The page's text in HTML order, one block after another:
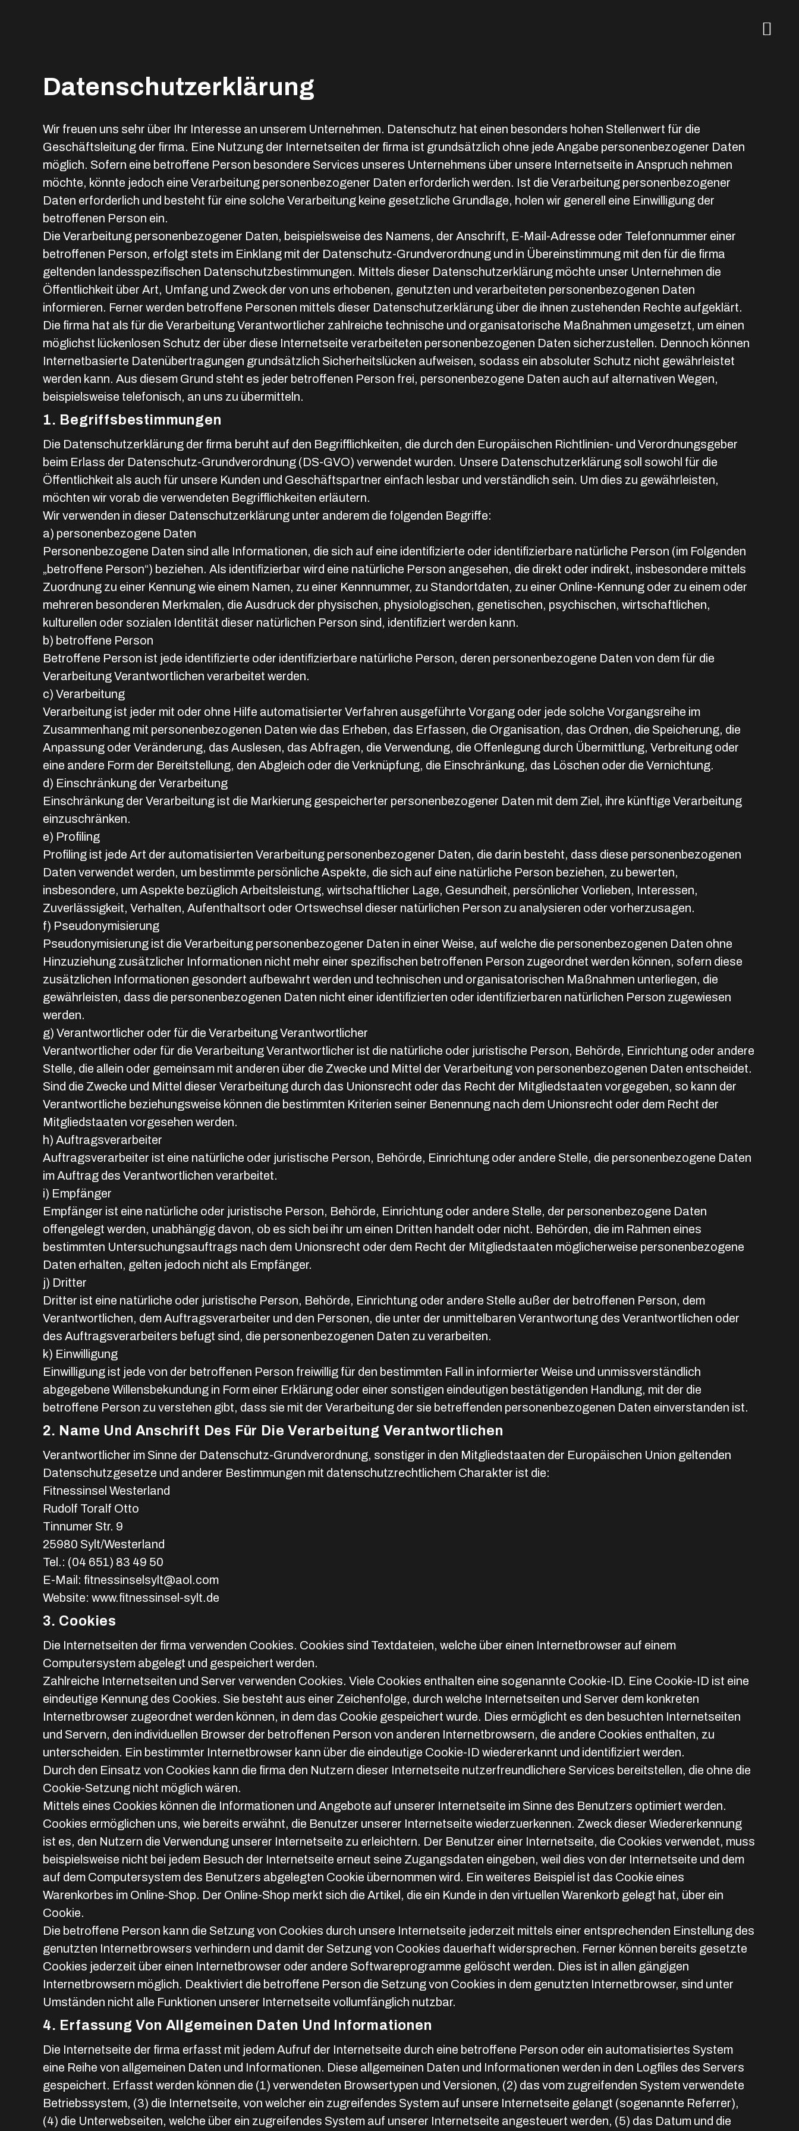
Datenschutzerklärung
Wir freuen uns sehr über Ihr Interesse an unserem Unternehmen. Datenschutz hat einen besonders hohen Stellenwert für die
Geschäftsleitung der firma. Eine Nutzung der Internetseiten der firma ist grundsätzlich ohne jede Angabe personenbezogener Daten
möglich. Sofern eine betroffene Person besondere Services unseres Unternehmens über unsere Internetseite in Anspruch nehmen
möchte, könnte jedoch eine Verarbeitung personenbezogener Daten erforderlich werden. Ist die Verarbeitung personenbezogener
Daten erforderlich und besteht für eine solche Verarbeitung keine gesetzliche Grundlage, holen wir generell eine Einwilligung der
betroffenen Person ein.
Die Verarbeitung personenbezogener Daten, beispielsweise des Namens, der Anschrift, E-Mail-Adresse oder Telefonnummer einer
betroffenen Person, erfolgt stets im Einklang mit der Datenschutz-Grundverordnung und in Übereinstimmung mit den für die firma
geltenden landesspezifischen Datenschutzbestimmungen. Mittels dieser Datenschutzerklärung möchte unser Unternehmen die
Öffentlichkeit über Art, Umfang und Zweck der von uns erhobenen, genutzten und verarbeiteten personenbezogenen Daten
informieren. Ferner werden betroffene Personen mittels dieser Datenschutzerklärung über die ihnen zustehenden Rechte aufgeklärt.
Die firma hat als für die Verarbeitung Verantwortlicher zahlreiche technische und organisatorische Maßnahmen umgesetzt, um einen
möglichst lückenlosen Schutz der über diese Internetseite verarbeiteten personenbezogenen Daten sicherzustellen. Dennoch können
Internetbasierte Datenübertragungen grundsätzlich Sicherheitslücken aufweisen, sodass ein absoluter Schutz nicht gewährleistet
werden kann. Aus diesem Grund steht es jeder betroffenen Person frei, personenbezogene Daten auch auf alternativen Wegen,
beispielsweise telefonisch, an uns zu übermitteln.
1. Begriffsbestimmungen
Die Datenschutzerklärung der firma beruht auf den Begrifflichkeiten, die durch den Europäischen Richtlinien- und Verordnungsgeber
beim Erlass der Datenschutz-Grundverordnung (DS-GVO) verwendet wurden. Unsere Datenschutzerklärung soll sowohl für die
Öffentlichkeit als auch für unsere Kunden und Geschäftspartner einfach lesbar und verständlich sein. Um dies zu gewährleisten,
möchten wir vorab die verwendeten Begrifflichkeiten erläutern.
Wir verwenden in dieser Datenschutzerklärung unter anderem die folgenden Begriffe:
a) personenbezogene Daten
Personenbezogene Daten sind alle Informationen, die sich auf eine identifizierte oder identifizierbare natürliche Person (im Folgenden
„betroffene Person“) beziehen. Als identifizierbar wird eine natürliche Person angesehen, die direkt oder indirekt, insbesondere mittels
Zuordnung zu einer Kennung wie einem Namen, zu einer Kennnummer, zu Standortdaten, zu einer Online-Kennung oder zu einem oder
mehreren besonderen Merkmalen, die Ausdruck der physischen, physiologischen, genetischen, psychischen, wirtschaftlichen,
kulturellen oder sozialen Identität dieser natürlichen Person sind, identifiziert werden kann.
b) betroffene Person
Betroffene Person ist jede identifizierte oder identifizierbare natürliche Person, deren personenbezogene Daten von dem für die
Verarbeitung Verantwortlichen verarbeitet werden.
c) Verarbeitung
Verarbeitung ist jeder mit oder ohne Hilfe automatisierter Verfahren ausgeführte Vorgang oder jede solche Vorgangsreihe im
Zusammenhang mit personenbezogenen Daten wie das Erheben, das Erfassen, die Organisation, das Ordnen, die Speicherung, die
Anpassung oder Veränderung, das Auslesen, das Abfragen, die Verwendung, die Offenlegung durch Übermittlung, Verbreitung oder
eine andere Form der Bereitstellung, den Abgleich oder die Verknüpfung, die Einschränkung, das Löschen oder die Vernichtung.
d) Einschränkung der Verarbeitung
Einschränkung der Verarbeitung ist die Markierung gespeicherter personenbezogener Daten mit dem Ziel, ihre künftige Verarbeitung
einzuschränken.
e) Profiling
Profiling ist jede Art der automatisierten Verarbeitung personenbezogener Daten, die darin besteht, dass diese personenbezogenen
Daten verwendet werden, um bestimmte persönliche Aspekte, die sich auf eine natürliche Person beziehen, zu bewerten,
insbesondere, um Aspekte bezüglich Arbeitsleistung, wirtschaftlicher Lage, Gesundheit, persönlicher Vorlieben, Interessen,
Zuverlässigkeit, Verhalten, Aufenthaltsort oder Ortswechsel dieser natürlichen Person zu analysieren oder vorherzusagen.
f) Pseudonymisierung
Pseudonymisierung ist die Verarbeitung personenbezogener Daten in einer Weise, auf welche die personenbezogenen Daten ohne
Hinzuziehung zusätzlicher Informationen nicht mehr einer spezifischen betroffenen Person zugeordnet werden können, sofern diese
zusätzlichen Informationen gesondert aufbewahrt werden und technischen und organisatorischen Maßnahmen unterliegen, die
gewährleisten, dass die personenbezogenen Daten nicht einer identifizierten oder identifizierbaren natürlichen Person zugewiesen
werden.
g) Verantwortlicher oder für die Verarbeitung Verantwortlicher
Verantwortlicher oder für die Verarbeitung Verantwortlicher ist die natürliche oder juristische Person, Behörde, Einrichtung oder andere
Stelle, die allein oder gemeinsam mit anderen über die Zwecke und Mittel der Verarbeitung von personenbezogenen Daten entscheidet.
Sind die Zwecke und Mittel dieser Verarbeitung durch das Unionsrecht oder das Recht der Mitgliedstaaten vorgegeben, so kann der
Verantwortliche beziehungsweise können die bestimmten Kriterien seiner Benennung nach dem Unionsrecht oder dem Recht der
Mitgliedstaaten vorgesehen werden.
h) Auftragsverarbeiter
Auftragsverarbeiter ist eine natürliche oder juristische Person, Behörde, Einrichtung oder andere Stelle, die personenbezogene Daten
im Auftrag des Verantwortlichen verarbeitet.
i) Empfänger
Empfänger ist eine natürliche oder juristische Person, Behörde, Einrichtung oder andere Stelle, der personenbezogene Daten
offengelegt werden, unabhängig davon, ob es sich bei ihr um einen Dritten handelt oder nicht. Behörden, die im Rahmen eines
bestimmten Untersuchungsauftrags nach dem Unionsrecht oder dem Recht der Mitgliedstaaten möglicherweise personenbezogene
Daten erhalten, gelten jedoch nicht als Empfänger.
j) Dritter
Dritter ist eine natürliche oder juristische Person, Behörde, Einrichtung oder andere Stelle außer der betroffenen Person, dem
Verantwortlichen, dem Auftragsverarbeiter und den Personen, die unter der unmittelbaren Verantwortung des Verantwortlichen oder
des Auftragsverarbeiters befugt sind, die personenbezogenen Daten zu verarbeiten.
k) Einwilligung
Einwilligung ist jede von der betroffenen Person freiwillig für den bestimmten Fall in informierter Weise und unmissverständlich
abgegebene Willensbekundung in Form einer Erklärung oder einer sonstigen eindeutigen bestätigenden Handlung, mit der die
betroffene Person zu verstehen gibt, dass sie mit der Verarbeitung der sie betreffenden personenbezogenen Daten einverstanden ist.
2. Name Und Anschrift Des Für Die Verarbeitung Verantwortlichen
Verantwortlicher im Sinne der Datenschutz-Grundverordnung, sonstiger in den Mitgliedstaaten der Europäischen Union geltenden
Datenschutzgesetze und anderer Bestimmungen mit datenschutzrechtlichem Charakter ist die:
Fitnessinsel Westerland
Rudolf Toralf Otto
Tinnumer Str. 9
25980 Sylt/Westerland
Tel.: (04 651) 83 49 50
E-Mail: fitnessinselsylt@aol.com
Website: www.fitnessinsel-sylt.de
3. Cookies
Die Internetseiten der firma verwenden Cookies. Cookies sind Textdateien, welche über einen Internetbrowser auf einem
Computersystem abgelegt und gespeichert werden.
Zahlreiche Internetseiten und Server verwenden Cookies. Viele Cookies enthalten eine sogenannte Cookie-ID. Eine Cookie-ID ist eine
eindeutige Kennung des Cookies. Sie besteht aus einer Zeichenfolge, durch welche Internetseiten und Server dem konkreten
Internetbrowser zugeordnet werden können, in dem das Cookie gespeichert wurde. Dies ermöglicht es den besuchten Internetseiten
und Servern, den individuellen Browser der betroffenen Person von anderen Internetbrowsern, die andere Cookies enthalten, zu
unterscheiden. Ein bestimmter Internetbrowser kann über die eindeutige Cookie-ID wiedererkannt und identifiziert werden.
Durch den Einsatz von Cookies kann die firma den Nutzern dieser Internetseite nutzerfreundlichere Services bereitstellen, die ohne die
Cookie-Setzung nicht möglich wären.
Mittels eines Cookies können die Informationen und Angebote auf unserer Internetseite im Sinne des Benutzers optimiert werden.
Cookies ermöglichen uns, wie bereits erwähnt, die Benutzer unserer Internetseite wiederzuerkennen. Zweck dieser Wiedererkennung
ist es, den Nutzern die Verwendung unserer Internetseite zu erleichtern. Der Benutzer einer Internetseite, die Cookies verwendet, muss
beispielsweise nicht bei jedem Besuch der Internetseite erneut seine Zugangsdaten eingeben, weil dies von der Internetseite und dem
auf dem Computersystem des Benutzers abgelegten Cookie übernommen wird. Ein weiteres Beispiel ist das Cookie eines
Warenkorbes im Online-Shop. Der Online-Shop merkt sich die Artikel, die ein Kunde in den virtuellen Warenkorb gelegt hat, über ein
Cookie.
Die betroffene Person kann die Setzung von Cookies durch unsere Internetseite jederzeit mittels einer entsprechenden Einstellung des
genutzten Internetbrowsers verhindern und damit der Setzung von Cookies dauerhaft widersprechen. Ferner können bereits gesetzte
Cookies jederzeit über einen Internetbrowser oder andere Softwareprogramme gelöscht werden. Dies ist in allen gängigen
Internetbrowsern möglich. Deaktiviert die betroffene Person die Setzung von Cookies in dem genutzten Internetbrowser, sind unter
Umständen nicht alle Funktionen unserer Internetseite vollumfänglich nutzbar.
4. Erfassung Von Allgemeinen Daten Und Informationen
Die Internetseite der firma erfasst mit jedem Aufruf der Internetseite durch eine betroffene Person oder ein automatisiertes System
eine Reihe von allgemeinen Daten und Informationen. Diese allgemeinen Daten und Informationen werden in den Logfiles des Servers
gespeichert. Erfasst werden können die (1) verwendeten Browsertypen und Versionen, (2) das vom zugreifenden System verwendete
Betriebssystem, (3) die Internetseite, von welcher ein zugreifendes System auf unsere Internetseite gelangt (sogenannte Referrer),
(4) die Unterwebseiten, welche über ein zugreifendes System auf unserer Internetseite angesteuert werden, (5) das Datum und die